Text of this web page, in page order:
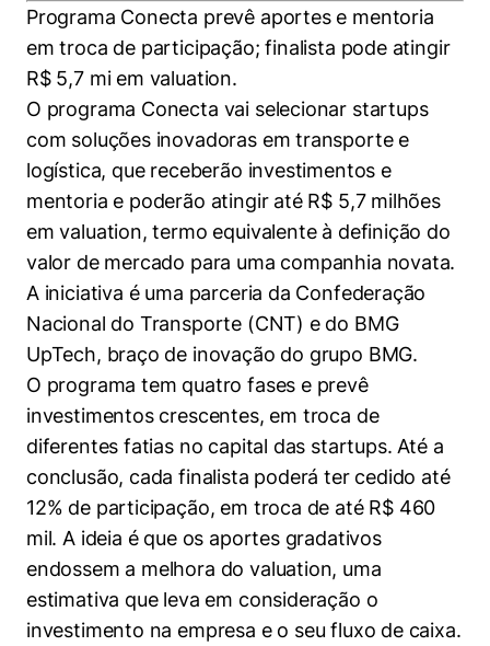
Todas as Engenharias
Engenharia de Computação
Engenharia de Produção
Engenharia Mecânica
Engenharia Mecatrônica
Direito
Economia
Finanças
Negócios
Políticas Públicas
Sustentabilidade
Tecnologia e Dados
Prêmio Duda Ermírio de Moraes
Como funciona
Resolução Eficaz de Problemas
Oportunidade de Negócios
Women in Action
Trabalhe conosco
Sala de Imprensa
Biblioteca Telles
Repositório Institucional
Pesquisa na Graduação
Seminários Acadêmicos
Comitê de Ética em Pesquisa
Notícias
Youtube
Instagram
Linkedin
Engenharia e Ciência da Computação
Direito
Busca por docentes
Áreas de Conhecimento
Prêmios de Excelência
Ensino e aprendizagem
Fale Conosco
Atendimento
Visite o Insper
Canal de Ética
Ouvidoria
Programa Conecta prevê aportes e mentoria
em troca de participação; finalista pode atingir
R$ 5,7 mi em valuation.
O programa Conecta vai selecionar startups
com soluções inovadoras em transporte e
logística, que receberão investimentos e
mentoria e poderão atingir até R$ 5,7 milhões
em valuation, termo equivalente à definição do
valor de mercado para uma companhia novata.
A iniciativa é uma parceria da Confederação
Nacional do Transporte (CNT) e do BMG
UpTech, braço de inovação do grupo BMG.
O programa tem quatro fases e prevê
investimentos crescentes, em troca de
diferentes fatias no capital das startups. Até a
conclusão, cada finalista poderá ter cedido até
12% de participação, em troca de até R$ 460
mil. A ideia é que os aportes gradativos
endossem a melhora do valuation, uma
estimativa que leva em consideração o
investimento na empresa e o seu fluxo de caixa.